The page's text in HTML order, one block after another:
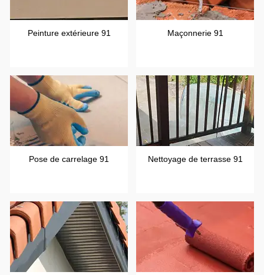
Peinture extérieure 91 Maçonnerie 91
Pose de carrelage 91 Nettoyage de terrasse 91